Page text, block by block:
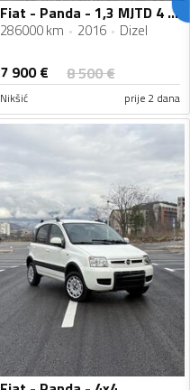
Fiat - Panda - 1,3 MJTD 4 X 4 K.WAY
286000 km 2016 Dizel
7 900€ 8 500€
Nikšić prije 2 dana